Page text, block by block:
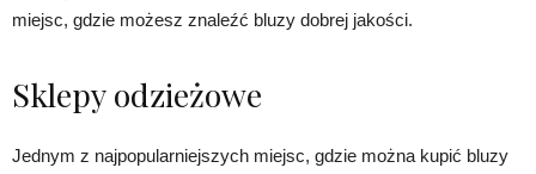
miejsc, gdzie możesz znaleźć bluzy dobrej jakości.
Sklepy odzieżowe
Jednym z najpopularniejszych miejsc, gdzie można kupić bluzy